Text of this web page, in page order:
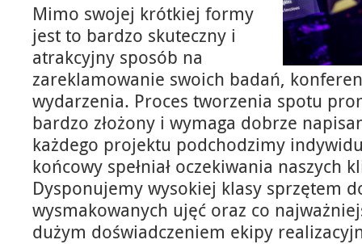
Mimo swojej krótkiej formy
jest to bardzo skuteczny i
atrakcyjny sposób na
zareklamowanie swoich badań,
wydarzenia. Proces tworzenia spotu
bardzo złożony i wymaga dobrze
każdego projektu podchodzimy
końcowy spełniał oczekiwania naszych
Dysponujemy wysokiej klasy sprzętem
wysmakowanych ujęć oraz co
dużym doświadczeniem ekipy